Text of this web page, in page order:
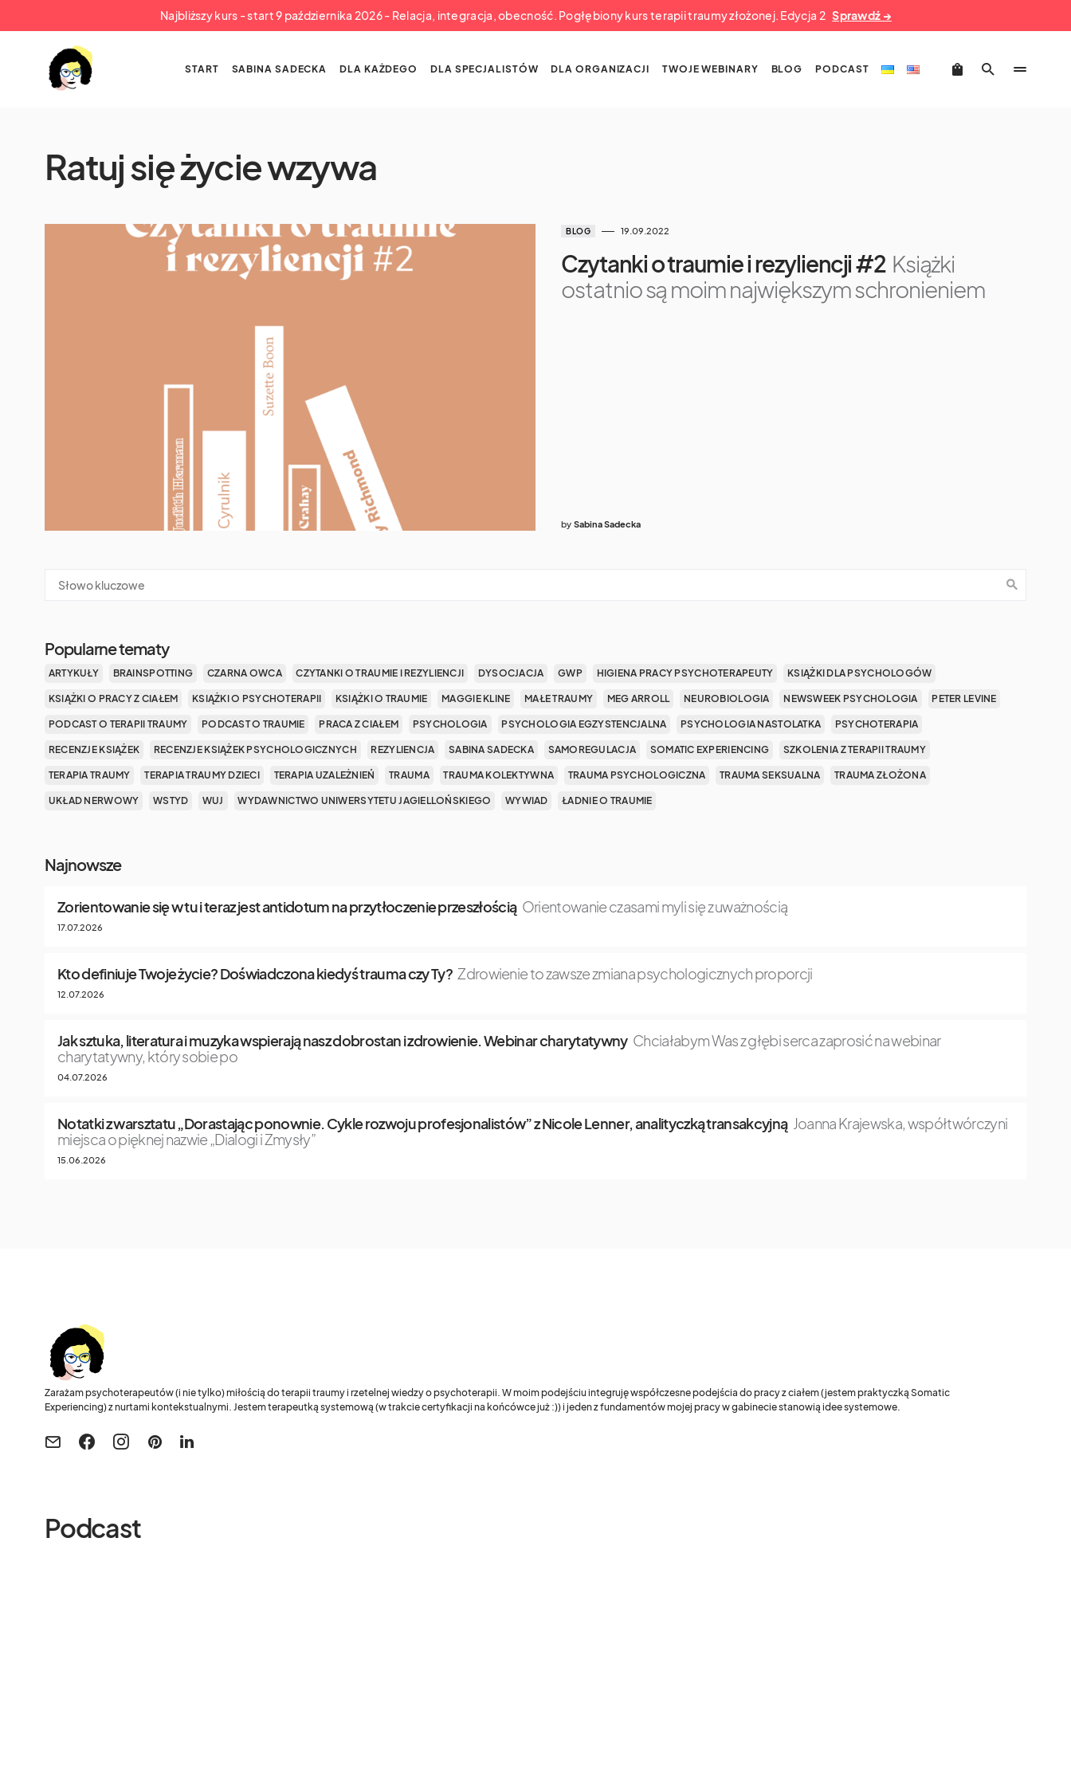
Najbliższy kurs - start 9 października 2026 - Relacja, integracja, obecność. Pogłębiony kurs terapii traumy złożonej. Edycja 2 Sprawdź →
START SABINA SADECKA DLA KAŻDEGO DLA SPECJALISTÓW DLA ORGANIZACJI TWOJE WEBINARY BLOG PODCAST
Ratuj się życie wzywa
BLOG 19.09.2022
Czytanki o traumie i rezyliencji #2 Książki
ostatnio są moim największym schronieniem
by Sabina Sadecka
Popularne tematy
ARTYKUŁY BRAINSPOTTING CZARNA OWCA CZYTANKI O TRAUMIE I REZYLIENCJI DYSOCJACJA GWP HIGIENA PRACY PSYCHOTERAPEUTY KSIĄŻKI DLA PSYCHOLOGÓW
KSIĄŻKI O PRACY Z CIAŁEM KSIĄŻKI O PSYCHOTERAPII KSIĄŻKI O TRAUMIE MAGGIE KLINE MAŁE TRAUMY MEG ARROLL NEUROBIOLOGIA NEWSWEEK PSYCHOLOGIA PETER LEVINE
PODCAST O TERAPII TRAUMY PODCAST O TRAUMIE PRACA Z CIAŁEM PSYCHOLOGIA PSYCHOLOGIA EGZYSTENCJALNA PSYCHOLOGIA NASTOLATKA PSYCHOTERAPIA
RECENZJE KSIĄŻEK RECENZJE KSIĄŻEK PSYCHOLOGICZNYCH REZYLIENCJA SABINA SADECKA SAMOREGULACJA SOMATIC EXPERIENCING SZKOLENIA Z TERAPII TRAUMY
TERAPIA TRAUMY TERAPIA TRAUMY DZIECI TERAPIA UZALEŻNIEŃ TRAUMA TRAUMA KOLEKTYWNA TRAUMA PSYCHOLOGICZNA TRAUMA SEKSUALNA TRAUMA ZŁOŻONA
UKŁAD NERWOWY WSTYD WUJ WYDAWNICTWO UNIWERSYTETU JAGIELLOŃSKIEGO WYWIAD ŁADNIE O TRAUMIE
Najnowsze
Zorientowanie się w tu i teraz jest antidotum na przytłoczenie przeszłością Orientowanie czasami myli się z uważnością
17.07.2026
Kto definiuje Twoje życie? Doświadczona kiedyś trauma czy Ty? Zdrowienie to zawsze zmiana psychologicznych proporcji
12.07.2026
Jak sztuka, literatura i muzyka wspierają nasz dobrostan i zdrowienie. Webinar charytatywny Chciałabym Was z głębi serca zaprosić na webinar
charytatywny, który sobie po
04.07.2026
Notatki z warsztatu „Dorastając ponownie. Cykle rozwoju profesjonalistów” z Nicole Lenner, analityczką transakcyjną Joanna Krajewska, współtwórczyni
miejsca o pięknej nazwie „Dialogi i Zmysły”
15.06.2026
Zarażam psychoterapeutów (i nie tylko) miłością do terapii traumy i rzetelnej wiedzy o psychoterapii. W moim podejściu integruję współczesne podejścia do pracy z ciałem (jestem praktyczką Somatic
Experiencing) z nurtami kontekstualnymi. Jestem terapeutką systemową (w trakcie certyfikacji na końcówce już :)) i jeden z fundamentów mojej pracy w gabinecie stanowią idee systemowe.
Podcast